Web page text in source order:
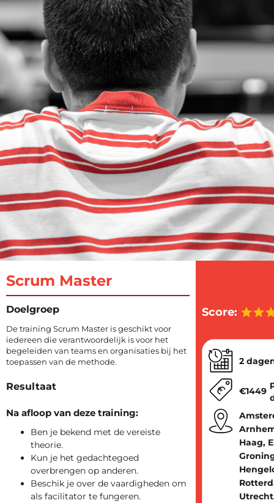
Scrum Master
Doelgroep
De training Scrum Master is geschikt voor
iedereen die verantwoordelijk is voor het
begeleiden van teams en organisaties bij het
toepassen van de methode.
Resultaat
Na afloop van deze training:
Ben je bekend met de vereiste
theorie.
Kun je het gedachtegoed
overbrengen op anderen.
Beschik je over de vaardigheden om
als facilitator te fungeren.
Score:
2
€1449
Haag,